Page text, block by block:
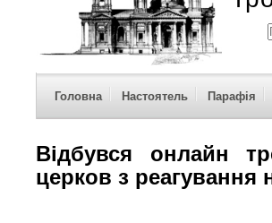
Головна Настоятель Парафія
Відбувся онлайн
церков з